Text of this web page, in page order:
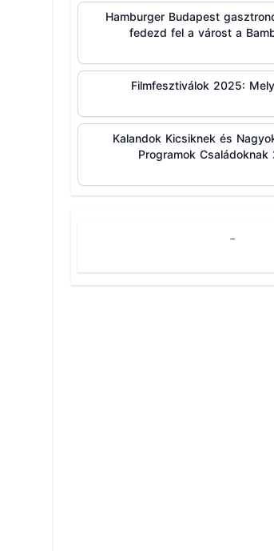
Hamburger Budapest
fedezd fel a várost a
Filmfesztiválok 2025:
Kalandok Kicsiknek és
Programok
-